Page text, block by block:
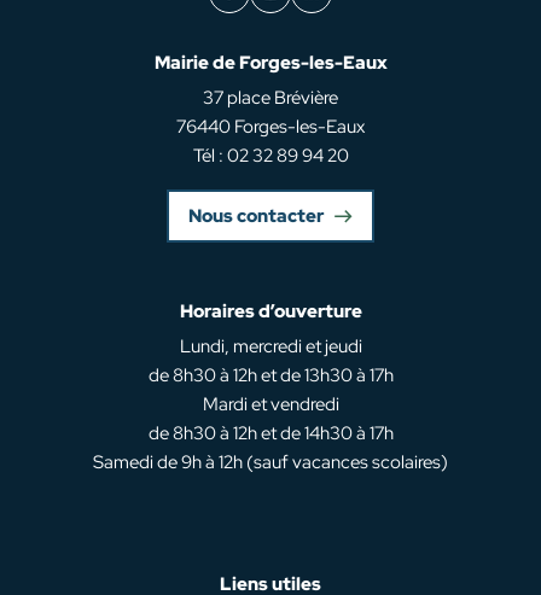
Mairie de Forges-les-Eaux
37 place Brévière
76440 Forges-les-Eaux
Tél : 02 32 89 94 20
Nous contacter
Horaires d’ouverture
Lundi, mercredi et jeudi
de 8h30 à 12h et de 13h30 à 17h
Mardi et vendredi
de 8h30 à 12h et de 14h30 à 17h
Samedi de 9h à 12h (sauf vacances scolaires)
Liens utiles